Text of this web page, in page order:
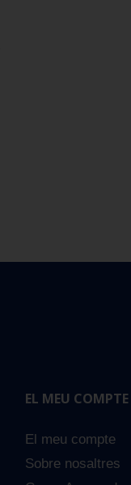
EL MEU COMPTE
El meu compte
Sobre nosaltres